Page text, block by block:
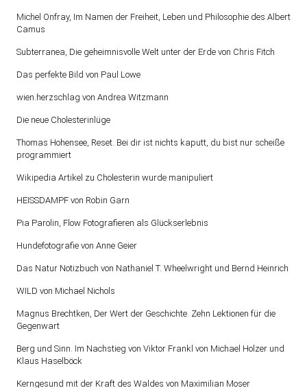
Michel Onfray, Im Namen der Freiheit, Leben und Philosophie des Albert
Camus
Subterranea, Die geheimnisvolle Welt unter der Erde von Chris Fitch
Das perfekte Bild von Paul Lowe
wien.herzschlag von Andrea Witzmann
Die neue Cholesterinlüge
Thomas Hohensee, Reset. Bei dir ist nichts kaputt, du bist nur scheiße
programmiert
Wikipedia Artikel zu Cholesterin wurde manipuliert
HEISSDAMPF von Robin Garn
Pia Parolin, Flow Fotografieren als Glückserlebnis
Hundefotografie von Anne Geier
Das Natur Notizbuch von Nathaniel T. Wheelwright und Bernd Heinrich
WILD von Michael Nichols
Magnus Brechtken, Der Wert der Geschichte. Zehn Lektionen für die
Gegenwart
Berg und Sinn. Im Nachstieg von Viktor Frankl von Michael Holzer und
Klaus Haselböck
Kerngesund mit der Kraft des Waldes von Maximilian Moser